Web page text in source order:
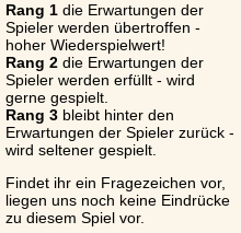
Rang 1 die Erwartungen der
Spieler werden übertroffen -
hoher Wiederspielwert!
Rang 2 die Erwartungen der
Spieler werden erfüllt - wird
gerne gespielt.
Rang 3 bleibt hinter den
Erwartungen der Spieler zurück -
wird seltener gespielt.
Findet ihr ein Fragezeichen vor,
liegen uns noch keine Eindrücke
zu diesem Spiel vor.